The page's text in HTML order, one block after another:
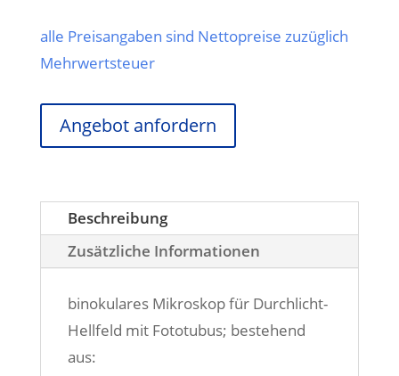
alle Preisangaben sind Nettopreise zuzüglich
Mehrwertsteuer
Angebot anfordern
Beschreibung
Zusätzliche Informationen
binokulares Mikroskop für Durchlicht-
Hellfeld mit Fototubus; bestehend
aus: